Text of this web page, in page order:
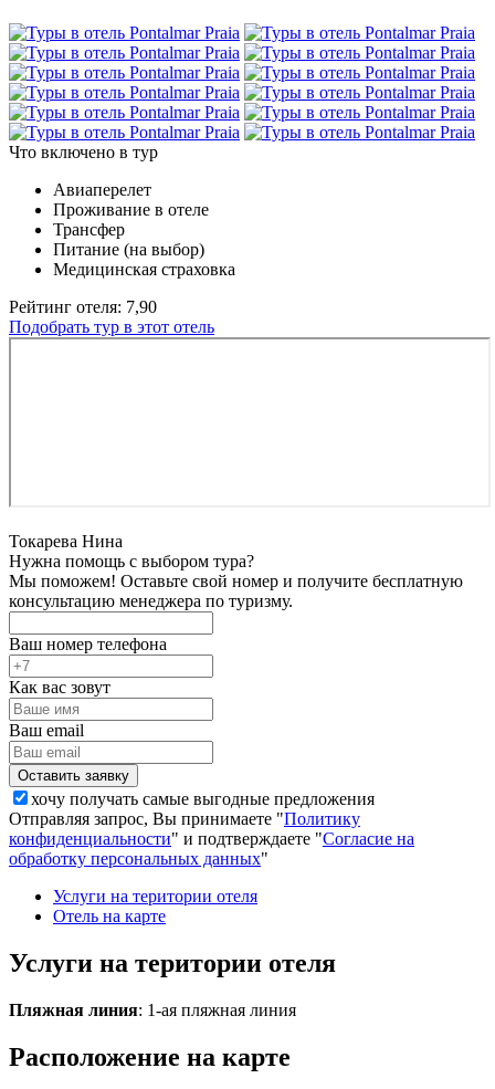
Что включено в тур
Авиаперелет
Проживание в отеле
Трансфер
Питание (на выбор)
Медицинская страховка
Рейтинг отеля: 7,90
Подобрать тур в этот отель
Токарева Нина
Нужна помощь с выбором тура?
Мы поможем! Оставьте свой номер и получите бесплатную
консультацию менеджера по туризму.
Ваш номер телефона
Как вас зовут
Ваш email
хочу получать самые выгодные предложения
Отправляя запрос, Вы принимаете "Политику
конфиденциальности" и подтверждаете "Согласие на
обработку персональных данных"
Услуги на територии отеля
Отель на карте
Услуги на територии отеля
Пляжная линия: 1-ая пляжная линия
Расположение на карте